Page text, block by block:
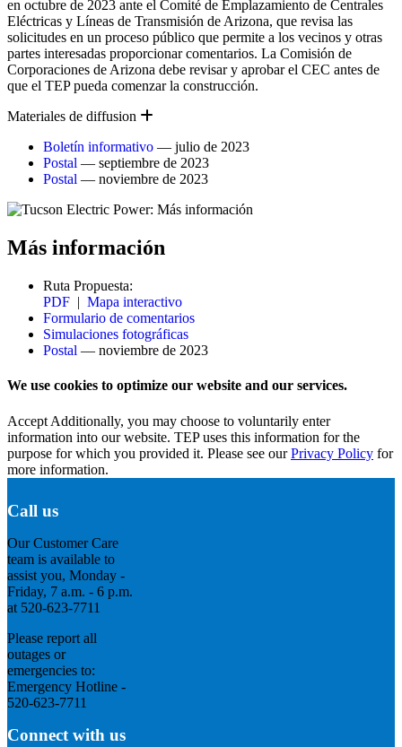
en octubre de 2023 ante el Comité de Emplazamiento de Centrales
Eléctricas y Líneas de Transmisión de Arizona, que revisa las
solicitudes en un proceso público que permite a los vecinos y otras
partes interesadas proporcionar comentarios. La Comisión de
Corporaciones de Arizona debe revisar y aprobar el CEC antes de
que el TEP pueda comenzar la construcción.
Materiales de diffusion
Boletín informativo — julio de 2023
Postal — septiembre de 2023
Postal — noviembre de 2023
Más información
Ruta Propuesta:
PDF | Mapa interactivo
Formulario de comentarios
Simulaciones fotográficas
Postal — noviembre de 2023
We use cookies to optimize our website and our services.
Accept Additionally, you may choose to voluntarily enter
information into our website. TEP uses this information for the
purpose for which you provided it. Please see ourPrivacy Policy for
more information.
Call us
Our Customer Care
team is available to
assist you, Monday -
Friday, 7 a.m. - 6 p.m.
at 520-623-7711
Please report all
outages or
emergencies to:
Emergency Hotline -
520-623-7711
Connect with us